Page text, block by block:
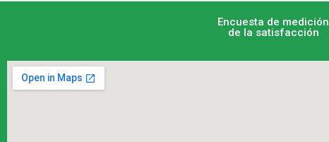
Encuesta de medición
de la satisfacción